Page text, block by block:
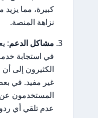
كبيرة، مما
نزاهة المنصة.
مشاكل الدعم:
في استجابة
الكثيرون إلى
غير مفيد. في
المستخدمون عن
عدم تلقي أي